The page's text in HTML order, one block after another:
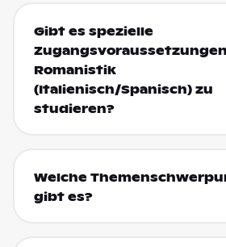
Gibt es spezielle
Romanistik
(Italienisch/Spanisch) zu
studieren?
Welche
gibt es?